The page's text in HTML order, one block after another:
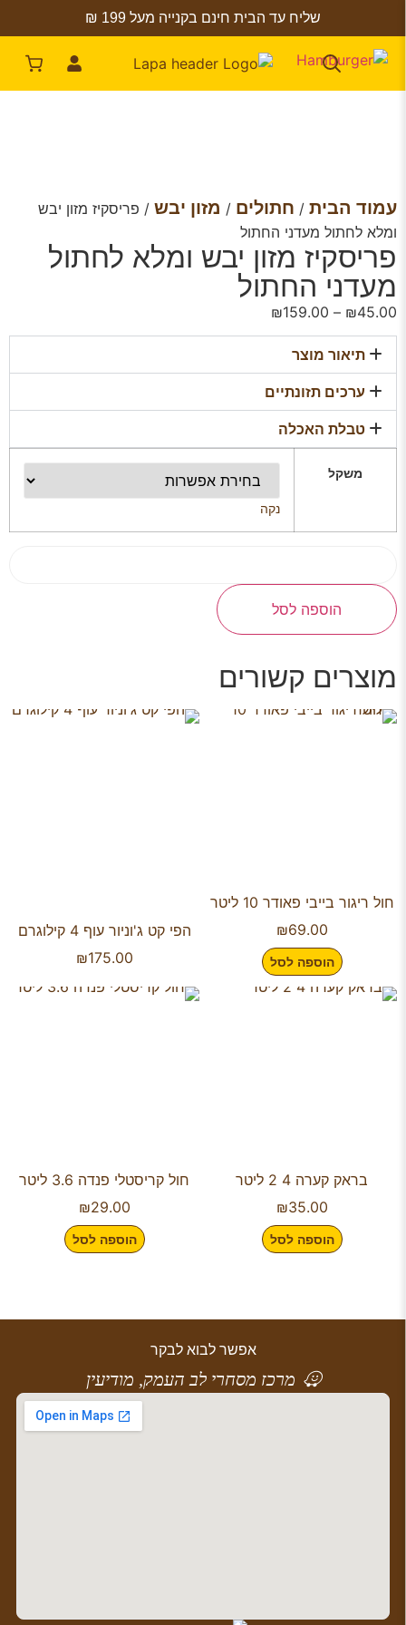
שליח עד הבית חינם בקנייה מעל 199 ₪
עמוד הבית / חתולים / מזון יבש / פריסקיז מזון יבש
ומלא לחתול מעדני החתול
פריסקיז מזון יבש ומלא לחתול
מעדני החתול
₪45.00
–
₪159.00
תיאור מוצר
ערכים תזונתיים
טבלת האכלה
משקל
נקה
הוספה לסל
מוצרים קשורים
חול ריגור בייבי פאודר 10 ליטר
₪69.00
הוספה לסל
הפי קט ג'וניור עוף 4 קילוגרם
₪175.00
בראק קערה 4 2 ליטר
₪35.00
הוספה לסל
חול קריסטלי פנדה 3.6 ליטר
₪29.00
הוספה לסל
אפשר לבוא לבקר
מרכז מסחרי לב העמק, מודיעין